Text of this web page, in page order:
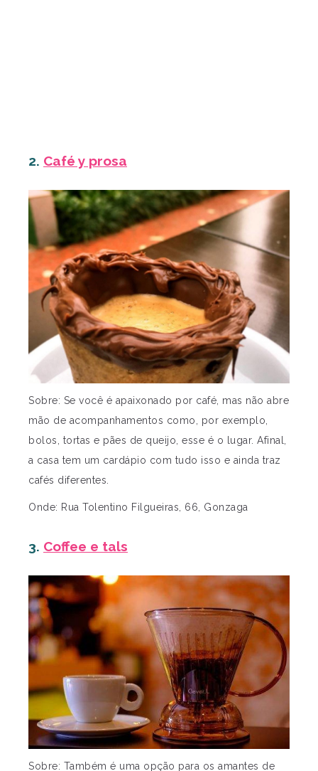
2. Café y prosa
Sobre: Se você é apaixonado por café, mas não abre
mão de acompanhamentos como, por exemplo,
bolos, tortas e pães de queijo, esse é o lugar. Afinal,
a casa tem um cardápio com tudo isso e ainda traz
cafés diferentes.
Onde: Rua Tolentino Filgueiras, 66, Gonzaga
3. Coffee e tals
Sobre: Também é uma opção para os amantes de